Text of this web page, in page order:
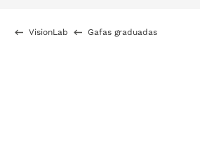
VisionLab Gafas graduadas